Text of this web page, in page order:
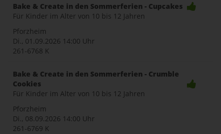
Bake & Create in den Sommerferien - Cupcakes
Für Kinder im Alter von 10 bis 12 Jahren
Pforzheim
Di., 01.09.2026 14:00 Uhr
261-6768 K
Bake & Create in den Sommerferien - Crumble
Cookies
Für Kinder im Alter von 10 bis 12 Jahren
Pforzheim
Di., 08.09.2026 14:00 Uhr
261-6769 K